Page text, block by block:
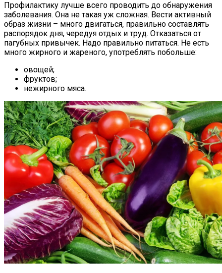
Профилактику лучше всего проводить до обнаружения
заболевания. Она не такая уж сложная. Вести активный
образ жизни – много двигаться, правильно составлять
распорядок дня, чередуя отдых и труд. Отказаться от
пагубных привычек. Надо правильно питаться. Не есть
много жирного и жареного, употреблять побольше:
овощей;
фруктов;
нежирного мяса.